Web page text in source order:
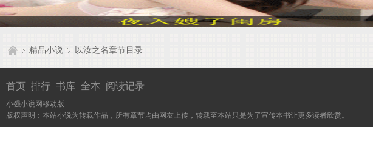
精品小说 以汝之名章节目录
首页 排行 书库 全本 阅读记录
小强小说网移动版
版权声明：本站小说为转载作品，所有章节均由网友上传，转载至本站只是为了宣传本书让更多读者欣赏。